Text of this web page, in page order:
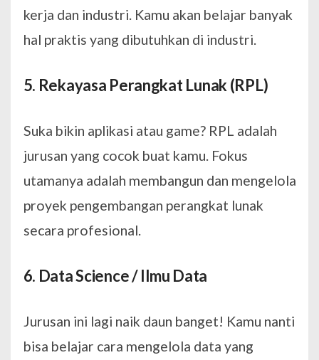
kerja dan industri. Kamu akan belajar banyak
hal praktis yang dibutuhkan di industri.
5. Rekayasa Perangkat Lunak (RPL)
Suka bikin aplikasi atau game? RPL adalah
jurusan yang cocok buat kamu. Fokus
utamanya adalah membangun dan mengelola
proyek pengembangan perangkat lunak
secara profesional.
6. Data Science / Ilmu Data
Jurusan ini lagi naik daun banget! Kamu nanti
bisa belajar cara mengelola data yang